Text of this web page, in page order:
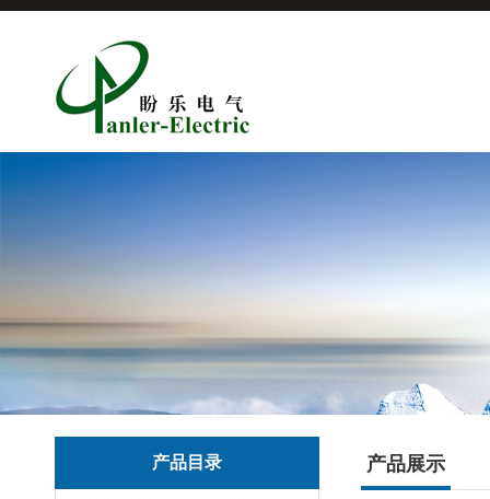
产品目录 产品展示